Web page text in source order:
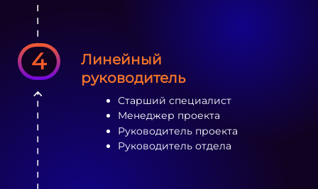
4
Линейный
руководитель
Старший специалист
Менеджер проекта
Руководитель проекта
Руководитель отдела